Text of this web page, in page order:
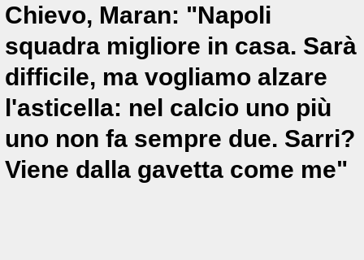
Chievo, Maran: "Napoli
squadra migliore in casa. Sarà
difficile, ma vogliamo alzare
l'asticella: nel calcio uno più
uno non fa sempre due. Sarri?
Viene dalla gavetta come me"